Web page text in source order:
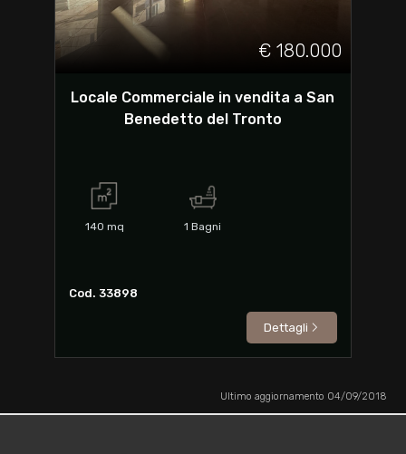
€ 180.000
Locale Commerciale in vendita a San
Benedetto del Tronto
140 mq 1 Bagni
Cod. 33898
Dettagli
Ultimo aggiornamento 04/09/2018